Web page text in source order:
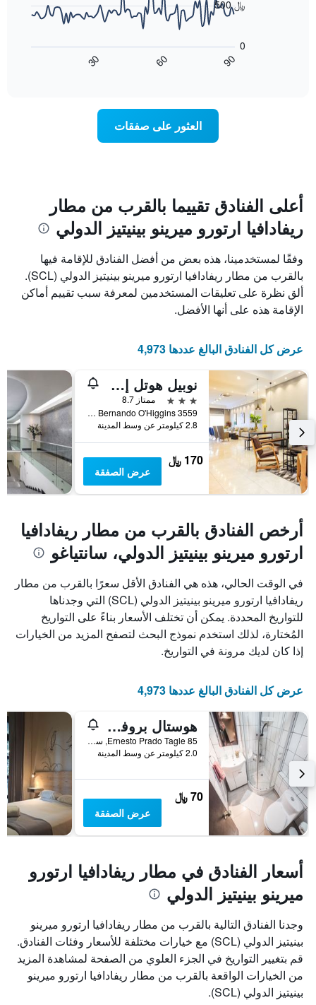
محور
X
الذي
يعرض
عدد
الأيام
قبل
الإقامة
يتضمن
التالي
1
محور
Y
الذي
يعرض
متوسط
سعر
غرفة
90
60
30
0
500 ﷼
العثور على صفقات
أعلى الفنادق تقييما بالقرب من مطار
ريفادافيا ارتورو ميرينو بينيتيز الدولي
وفقًا لمستخدمينا، هذه بعض من أفضل الفنادق للإقامة فيها
بالقرب من مطار ريفادافيا ارتورو ميرينو بينيتيز الدولي (SCL).
ألق نظرة على تعليقات المستخدمين لمعرفة سبب تقييم أماكن
الإقامة هذه على أنها الأفضل.
عرض كل الفنادق البالغ عددها 4,973
نوبيل هوتل إستاثيون سنترال
3 نجوم
ممتاز 8.7
Avda. Lib Bernando O'Higgins 3559, سانتياغو, شيلي
2.8 كيلومتر عن وسط المدينة
170 ﷼
عرض الصفقة
أرخص الفنادق بالقرب من مطار ريفادافيا
ارتورو ميرينو بينيتيز الدولي، سانتياغو
في الوقت الحالي، هذه هي الفنادق الأقل سعرًا بالقرب من مطار
ريفادافيا ارتورو ميرينو بينيتيز الدولي (SCL) التي وجدناها
للتواريخ المحددة. يمكن أن تختلف الأسعار بناءً على التواريخ
المُختارة، لذلك استخدم نموذج البحث لتصفح المزيد من الخيارات
إذا كان لديك مرونة في التواريخ.
عرض كل الفنادق البالغ عددها 4,973
هوستال بروفيدينسيا - هوستل
Ernesto Prado Tagle 85, سانتياغو, شيلي
2.0 كيلومتر عن وسط المدينة
70 ﷼
عرض الصفقة
أسعار الفنادق في مطار ريفادافيا ارتورو
ميرينو بينيتيز الدولي
وجدنا الفنادق التالية بالقرب من مطار ريفادافيا ارتورو ميرينو
بينيتيز الدولي (SCL) مع خيارات مختلفة للأسعار وفئات الفنادق.
قم بتغيير التواريخ في الجزء العلوي من الصفحة لمشاهدة المزيد
من الخيارات الواقعة بالقرب من مطار ريفادافيا ارتورو ميرينو
بينيتيز الدولي (SCL).